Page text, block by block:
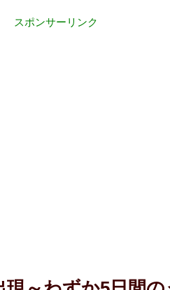
スポンサーリンク